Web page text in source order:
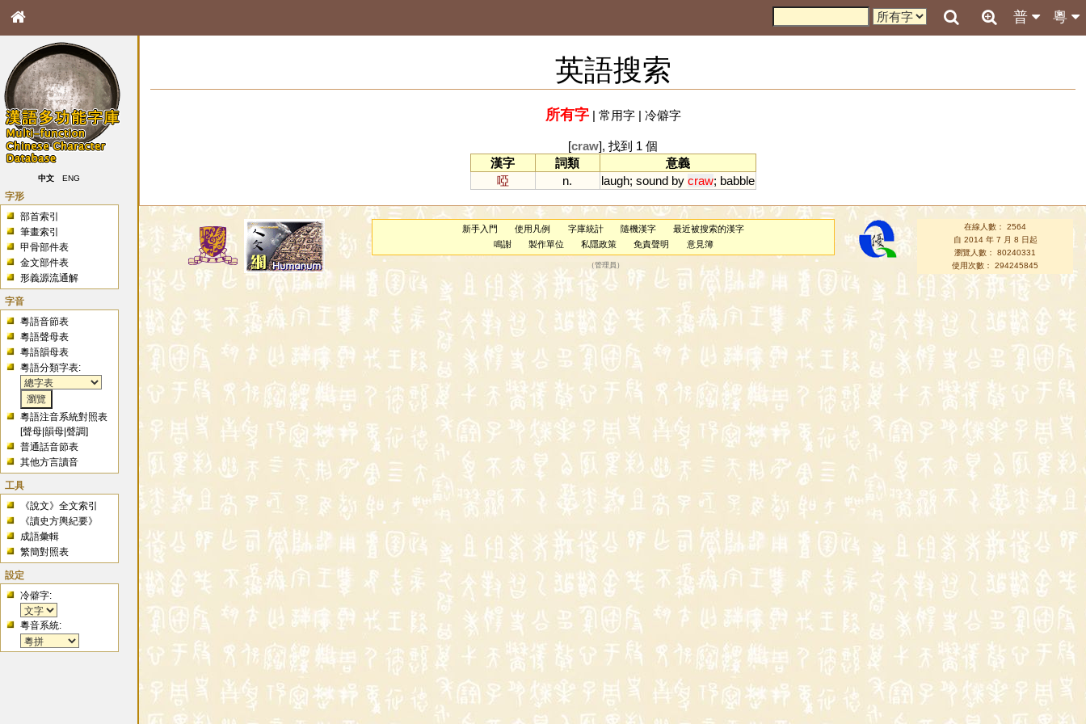
粵
普
中文 ENG
字形
部首索引
筆畫索引
甲骨部件表
金文部件表
形義源流通解
字音
粵語音節表
粵語聲母表
粵語韻母表
粵語分類字表:
粵語注音系統對照表
[聲母 |韻母 |聲調]
普通話音節表
其他方言讀音
工具
《說文》全文索引
《讀史方輿紀要》
成語彙輯
繁簡對照表
設定
冷僻字:
粵音系統:
英語搜索
所有字| 常用字| 冷僻字
[craw], 找到 1 個
漢字
詞類
意義
啞
n. laugh; sound by craw; babble
新手入門 使用凡例 字庫統計 隨機漢字
最近被搜索的漢字
鳴謝
製作單位 私隱政策 免責聲明 意見簿
（管理員 ）
在線人數： 2564
自 2014 年 7 月 8 日起
瀏覽人數： 80240331
使用次數： 294245845